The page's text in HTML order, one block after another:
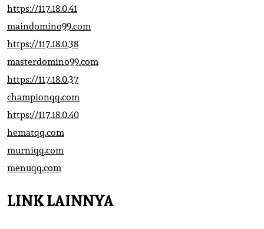
https://117.18.0.41
maindomino99.com
https://117.18.0.38
masterdomino99.com
https://117.18.0.37
championqq.com
https://117.18.0.40
hematqq.com
murniqq.com
menuqq.com
LINK LAINNYA